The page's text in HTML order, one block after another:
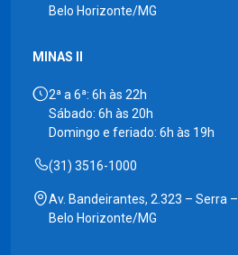
Belo Horizonte/MG
MINAS II
2ª a 6ª: 6h às 22h
Sábado: 6h às 20h
Domingo e feriado: 6h às 19h
(31) 3516-1000
Av. Bandeirantes, 2.323 – Serra –
Belo Horizonte/MG